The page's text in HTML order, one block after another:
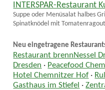
INTERSPAR-Restaurant
Suppe oder Menüsalat halbes
Spinatknödel mit
Neu eingetragene
Restaurant brennNessel
Dresden · Peacefood
Hotel Chemnitzer Hof ·
Gasthaus im Stiefel ·